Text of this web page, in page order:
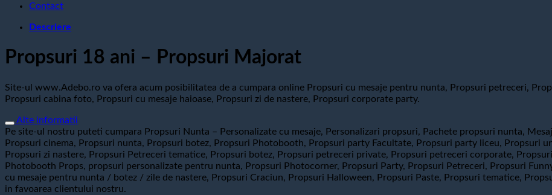
Contact
Descriere
Propsuri 18 ani – Propsuri Majorat
Site-ul www.Adebo.ro va ofera acum posibilitatea de a cumpara online Propsuri cu mesaje pentru nunta, Propsuri petreceri,
Propsuri cabina foto, Propsuri cu mesaje haioase, Propsuri zi de nastere, Propsuri corporate party.
Alte informatii
Pe site-ul nostru puteti cumpara Propsuri Nunta – Personalizate cu mesaje, Personalizari propsuri, Pachete propsuri nunta,
Propsuri cinema, Propsuri nunta, Propsuri botez, Propsuri Photobooth, Propsuri party Facultate, Propsuri party liceu, Propsuri
Propsuri zi nastere, Propsuri Petreceri tematice, Propsuri botez, Propsuri petreceri private, Propsuri petreceri corporate,
Photobooth Props, propsuri personalizate pentru nunta, Propsuri Photocorner, Propsuri Party, Propsuri Petreceri, Propsuri
cu mesaje pentru nunta / botez / zile de nastere, Propsuri Craciun, Propsuri Halloween, Propsuri Paste, Propsuri tematice,
in favoarea clientului nostru.